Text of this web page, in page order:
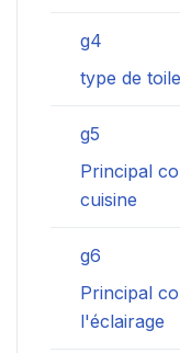
g4
type de
g5
Principal
cuisine
g6
Principal
l'éclairage